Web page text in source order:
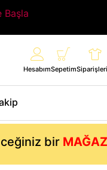
Başla
HesabımSepetim
bir